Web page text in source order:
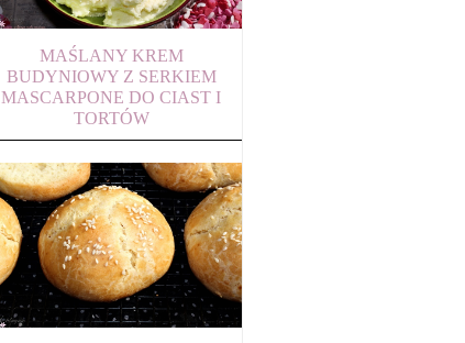
MAŚLANY KREM
BUDYNIOWY Z SERKIEM
MASCARPONE DO CIAST I
TORTÓW